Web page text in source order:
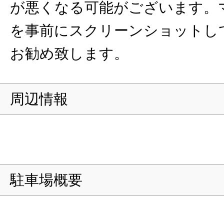
が悪くなる可能がございます。
を事前にスクリーンショット
お勧め致します。
周辺情報
駐車場概要